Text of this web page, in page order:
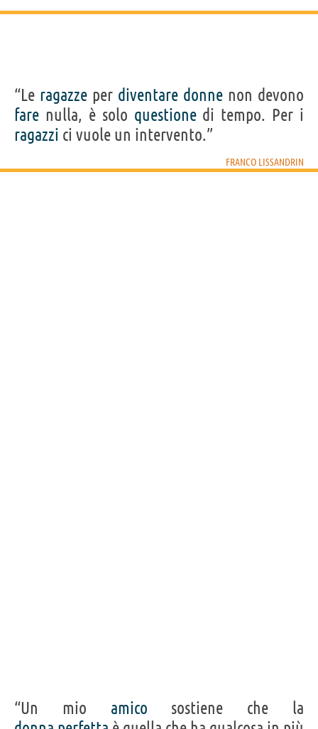
“Le ragazze per diventare donne non devono
fare nulla, è solo questionedi tempo. Per i
ragazzi ci vuole un intervento.”
FRANCO LISSANDRIN
“Un mio amico sostiene che la